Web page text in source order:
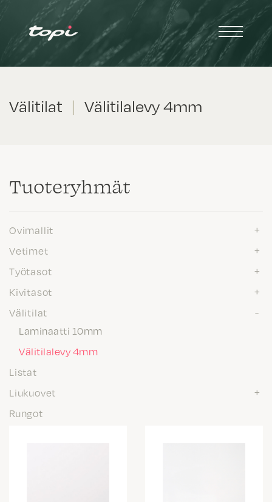
Välitilat | Välitilalevy 4mm
Tuote­ryhmät
Ovimallit
Vetimet
Työtasot
Kivitasot
Välitilat
Laminaatti 10mm
Välitilalevy 4mm
Listat
Liukuovet
Rungot